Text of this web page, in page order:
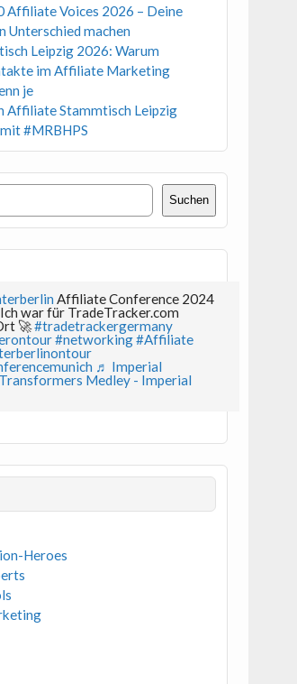
Affiliate Voices 2026 – Deine
Unterschied machen
Leipzig 2026: Warum
im Affiliate Marketing
je
Affiliate Stammtisch Leipzig
#MRBHPS
Suchen
Affiliate Conference 2024
war für TradeTracker.com
🚀#tradetrackergermany
#networking#Affiliate
♬ Imperial
Medley - Imperial
Heroes